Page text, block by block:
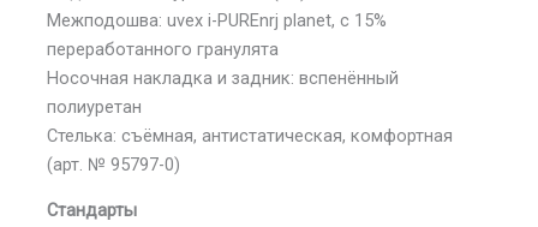
Межподошва: uvex i-PUREnrj planet, с 15%
переработанного гранулята
Носочная накладка и задник: вспенённый
полиуретан
Стелька: съёмная, антистатическая, комфортная
(арт. № 95797-0)
Стандарты